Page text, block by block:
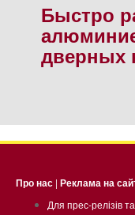
Быстро
дверных
Про нас | Реклама на
Для прес-релізів